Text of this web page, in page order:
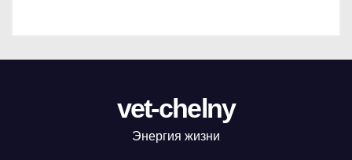
vet-chelny
Энергия жизни